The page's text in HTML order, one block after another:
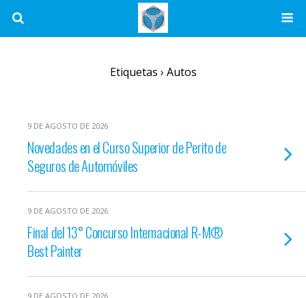
Etiquetas › Autos
9 DE AGOSTO DE 2026
Novedades en el Curso Superior de Perito de
Seguros de Automóviles
9 DE AGOSTO DE 2026
Final del 13° Concurso Internacional R-M®
Best Painter
9 DE AGOSTO DE 2026